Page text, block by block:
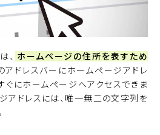
、 ホームページの住所を表すため
アドレスバーにホームページアドレ
ぐにホームページへアクセスできま
アドレスには、唯一無二の文字列を